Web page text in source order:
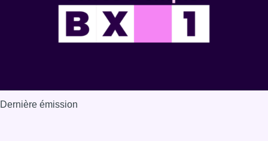
Dernière émission